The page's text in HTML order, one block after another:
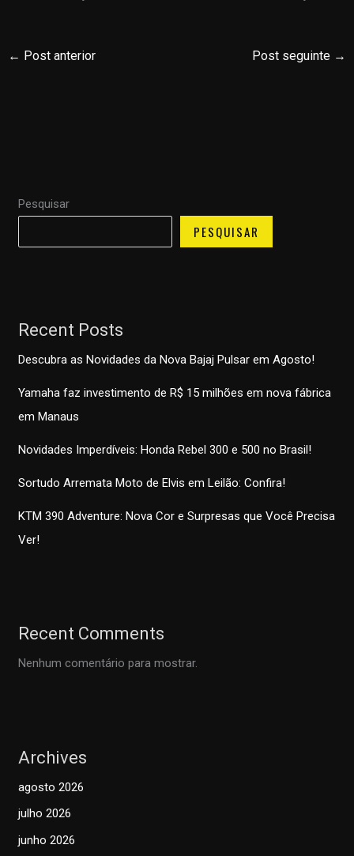
← Post anterior Post seguinte →
Pesquisar
PESQUISAR
Recent Posts
Descubra as Novidades da Nova Bajaj Pulsar em Agosto!
Yamaha faz investimento de R$ 15 milhões em nova fábrica
em Manaus
Novidades Imperdíveis: Honda Rebel 300 e 500 no Brasil!
Sortudo Arremata Moto de Elvis em Leilão: Confira!
KTM 390 Adventure: Nova Cor e Surpresas que Você Precisa
Ver!
Recent Comments
Nenhum comentário para mostrar.
Archives
agosto 2026
julho 2026
junho 2026